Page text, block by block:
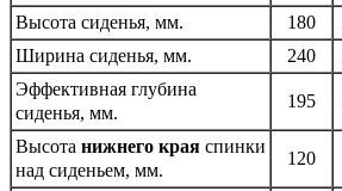
Высота сиденья, мм. 180
Ширина сиденья, мм.
240
Эффективная глубина
сиденья, мм.
195
Высота нижнего края спинки
над сиденьем, мм.
120